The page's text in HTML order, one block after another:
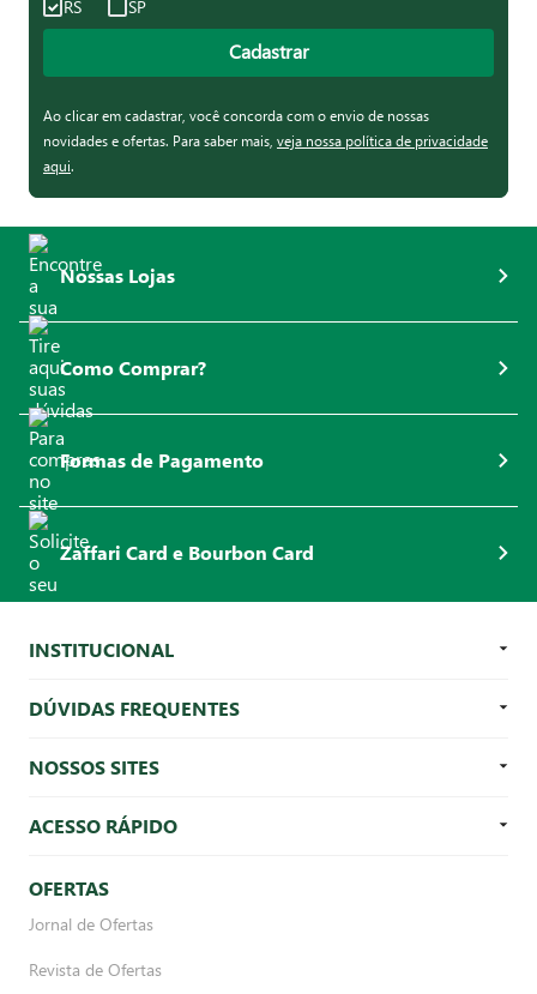
RS SP
Cadastrar
Ao clicar em cadastrar, você concorda com o envio de nossas
novidades e ofertas. Para saber mais, veja nossa política de privacidade
aqui.
Nossas Lojas
Como Comprar?
Formas de Pagamento
Zaffari Card e Bourbon Card
INSTITUCIONAL
DÚVIDAS FREQUENTES
NOSSOS SITES
ACESSO RÁPIDO
OFERTAS
Jornal de Ofertas
Revista de Ofertas